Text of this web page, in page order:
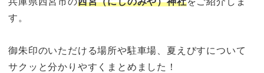
す。
御朱印のいただける場所や駐車場、夏えびすについて
サクッと分かりやすくまとめました！